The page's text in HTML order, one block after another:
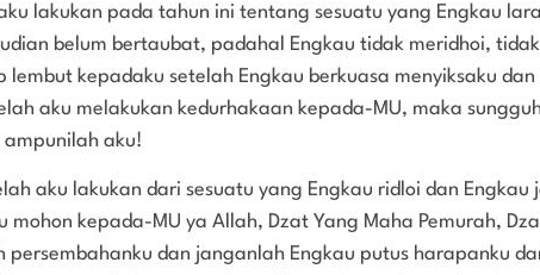
lakukan pada tahun ini tentang sesuatu yang Engkau
belum bertaubat, padahal Engkau tidak meridhoi,
lembut kepadaku setelah Engkau berkuasa menyiksaku dan
aku melakukan kedurhakaan kepada-MU, maka
aku!
aku lakukan dari sesuatu yang Engkau ridloi dan Engkau
mohon kepada-MU ya Allah, Dzat Yang Maha Pemurah,
persembahanku dan janganlah Engkau putus harapanku